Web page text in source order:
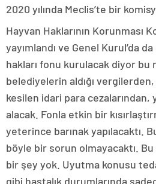
2020 yılında Meclis’te bir
Hayvan Haklarının Korunması
yayımlandı ve Genel Kurul’da
hakları fonu kurulacak diyor bu
belediyelerin aldığı
kesilen idari para cezalarından,
alacak. Fonla etkin bir
yeterince barınak yapılacaktı.
böyle bir sorun olmayacaktı.
bir şey yok. Uyutma konusu
gibi hastalık durumlarında